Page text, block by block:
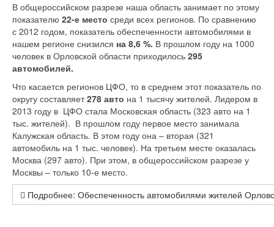
В общероссийском разрезе наша область занимает по этому
показателю 22-е место среди всех регионов. По сравнению
с 2012 годом, показатель обеспеченности автомобилями в
нашем регионе снизился на 8,6 %. В прошлом году на 1000
человек в Орловской области приходилось 295
автомобилей.
Что касается регионов ЦФО, то в среднем этот показатель по
округу составляет278 авто на 1 тысячу жителей. Лидером в
2013 году в ЦФО стала Московская область (323 авто на 1
тыс. жителей). В прошлом году первое место занимала
Калужская область. В этом году она – вторая (321
автомобиль на 1 тыс. человек). На третьем месте оказалась
Москва (297 авто). При этом, в общероссийском разрезе у
Москвы – только 10-е место.
Подробнее: Обеспеченность автомобилями жителей